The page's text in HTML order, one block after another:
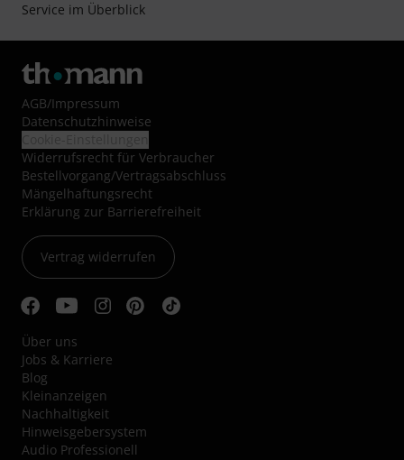
Service im Überblick
AGB/Impressum
Datenschutzhinweise
Widerrufsrecht für Verbraucher
Bestellvorgang/Vertragsabschluss
Mängelhaftungsrecht
Erklärung zur Barrierefreiheit
Vertrag widerrufen
Über uns
Jobs & Karriere
Blog
Kleinanzeigen
Nachhaltigkeit
Hinweisgebersystem
Audio Professionell